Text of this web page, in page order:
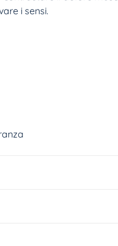
i sensi.